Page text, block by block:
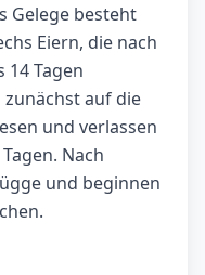
Gelege besteht
Eiern, die nach
14 Tagen
auf die
und verlassen
Nach
und beginnen